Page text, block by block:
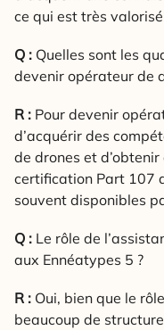
ce qui est très
Q : Quelles sont les
devenir opérateur de
R : Pour devenir
d’acquérir des
de drones et
certification Part 107
souvent disponibles
Q : Le rôle de
aux Ennéatypes 5 ?
R : Oui, bien que le
beaucoup de